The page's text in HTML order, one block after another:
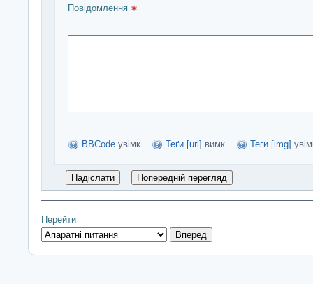
Повідомлення
BBCode увімк. Теґи [url] вимк. Теґи [img]
Перейти